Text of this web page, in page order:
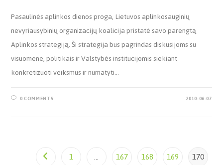
Pasaulinės aplinkos dienos proga, Lietuvos aplinkosauginių
nevyriausybinių organizacijų koalicija pristatė savo parengtą
Aplinkos strategiją. Ši strategija bus pagrindas diskusijoms su
visuomene, politikais ir Valstybės institucijomis siekiant
konkretizuoti veiksmus ir numatyti…
0 COMMENTS 2010-06-07
1 … 167 168 169
170